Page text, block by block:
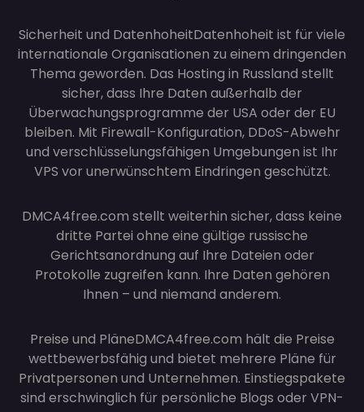
Sicherheit und DatenhoheitDatenhoheit ist für viele
internationale Organisationen zu einem dringenden
Thema geworden. Das Hosting in Russland stellt
sicher, dass Ihre Daten außerhalb der
Überwachungsprogramme der USA oder der EU
bleiben. Mit Firewall-Konfiguration, DDoS-Abwehr
und verschlüsselungsfähigen Umgebungen ist Ihr
VPS vor unerwünschtem Eindringen geschützt.
DMCA4free.com stellt weiterhin sicher, dass keine
dritte Partei ohne eine gültige russische
Gerichtsanordnung auf Ihre Dateien oder
Protokolle zugreifen kann. Ihre Daten gehören
Ihnen – und niemand anderem.
Preise und PläneDMCA4free.com hält die Preise
wettbewerbsfähig und bietet mehrere Pläne für
Privatpersonen und Unternehmen. Einstiegspakete
sind erschwinglich für persönliche Blogs oder VPN-